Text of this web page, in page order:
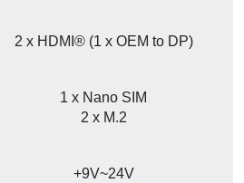
2 x HDMI® (1 x OEM to DP)
1 x Nano SIM
2 x M.2
+9V~24V